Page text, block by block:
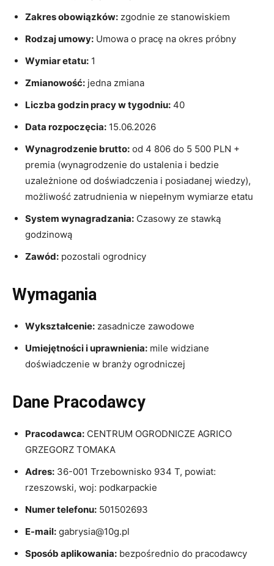
Zakres obowiązków: zgodnie ze stanowiskiem
Rodzaj umowy: Umowa o pracę na okres próbny
Wymiar etatu: 1
Zmianowość: jedna zmiana
Liczba godzin pracy w tygodniu: 40
Data rozpoczęcia: 15.06.2026
Wynagrodzenie brutto: od 4 806 do 5 500 PLN +
premia (wynagrodzenie do ustalenia i bedzie
uzależnione od doświadczenia i posiadanej wiedzy),
możliwość zatrudnienia w niepełnym wymiarze etatu
System wynagradzania: Czasowy ze stawką
godzinową
Zawód: pozostali ogrodnicy
Wymagania
Wykształcenie: zasadnicze zawodowe
Umiejętności i uprawnienia: mile widziane
doświadczenie w branży ogrodniczej
Dane Pracodawcy
Pracodawca: CENTRUM OGRODNICZE AGRICO
GRZEGORZ TOMAKA
Adres: 36-001 Trzebownisko 934 T, powiat:
rzeszowski, woj: podkarpackie
Numer telefonu: 501502693
E-mail: gabrysia@10g.pl
Sposób aplikowania: bezpośrednio do pracodawcy